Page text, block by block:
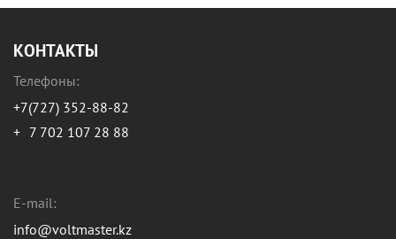
КОНТАКТЫ
Телефоны:
+7(727) 352-88-82
+ 7 702 107 28 88
E-mail:
info@voltmaster.kz